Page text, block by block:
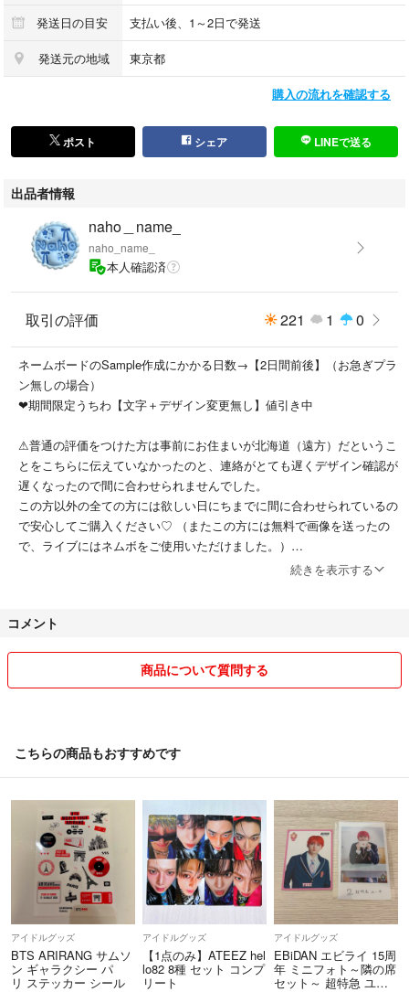
『出品しているデザイン、文字変更無しの画●販売でしたらすぐ送る事可
⚠︎オーダー方法などは商品画像をご覧ください。
のみがおすすめになります。
⚠︎2つ以上のまとめ買いの場合、重複している送料分お安くなります！
い。
⚫︎インクの関係上、画像とは色が異なる場合があります。ご理解いただけ
ると助かります。
⚫︎地域によって配送日数が異なる為、配送に何日かかるかはお伝え出来ま
⚫︎盗作、転売は禁止しています。
ジュンソ リオ アルノ ジアハオ ゴヌ サンウォン シンロン アンシ
ン サンヒョン
発送日の目安 支払い後、1～2日で発送
発送元の地域 東京都
購入の流れを確認する
ポスト シェア LINEで送る
出品者情報
naho＿name_
naho_name_
本人確認済
取引の評価 221 1 0
ネームボードのSample作成にかかる日数→【2日間前後】（お急ぎプラ
ン無しの場合）
❤︎期間限定うちわ【文字＋デザイン変更無し】値引き中
⚠︎普通の評価をつけた方は事前にお住まいが北海道（遠方）だというこ
とをこちらに伝えていなかったのと、連絡がとても遅くデザイン確認が
遅くなったので間に合わせられませんでした。
この方以外の全ての方には欲しい日にちまでに間に合わせられているの
で安心してご購入ください♡ （またこの方には無料で画像を送ったの
で、ライブにはネムボをご使用いただけました。）
載せています。）
『出品しているデザイン、文字変更無しの画像販売でしたらすぐ送る事
可能です◉お値段は300円になります。』
【出品しているデザイン、名前の変更が無い場合は24時間以内に発送
【2つ以上のまとめ買いの場合、重複している送料分お安くなりま
す。】
☔️厚紙は防水では無いので、雨の際に使用したい場合はマットラミネー
トのみがおすすめになります。
⚫︎ネームボード現物販売を行っています。
⚫︎オーダー方法などは商品画像をご覧ください。
⚫︎盗作、転売禁止。
続きを表示する
コメント
商品について質問する
こちらの商品もおすすめです
アイドルグッズ
BTS ARIRANG サムソ
ン ギャラクシー パ
リ ステッカー シール
アイドルグッズ
【1点のみ】ATEEZ hel
lo82 8種 セット コンプ
リート
アイドルグッズ
EBiDAN エビライ 15周
年 ミニフォト～隣の席
セット～ 超特急 ユー